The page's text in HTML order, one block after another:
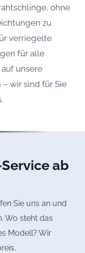
ohne
zu
verriegelte
für alle
unsere
– wir sind für Sie
ab
Sie uns an und
Wo steht das
Modell? Wir